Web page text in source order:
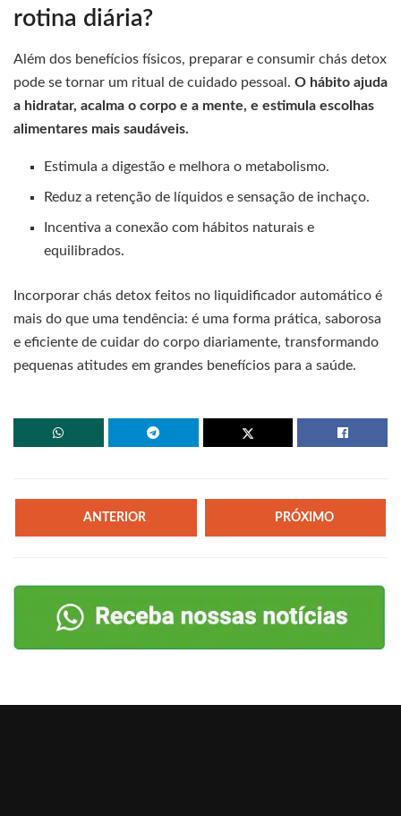
rotina diária?
Além dos benefícios físicos, preparar e consumir chás detox
pode se tornar um ritual de cuidado pessoal. O hábito ajuda
a hidratar, acalma o corpo e a mente, e estimula escolhas
alimentares mais saudáveis.
Estimula a digestão e melhora o metabolismo.
Reduz a retenção de líquidos e sensação de inchaço.
Incentiva a conexão com hábitos naturais e
equilibrados.
Incorporar chás detox feitos no liquidificador automático é
mais do que uma tendência: é uma forma prática, saborosa
e eficiente de cuidar do corpo diariamente, transformando
pequenas atitudes em grandes benefícios para a saúde.
ANTERIOR PRÓXIMO